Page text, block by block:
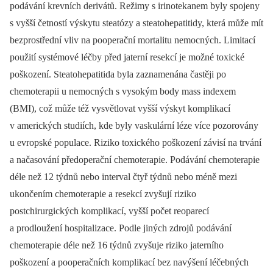
podávání krevních derivátů. Režimy s irinotekanem byly spojeny
s vyšší četností výskytu steatózy a steatohepatitidy, která může mít
bezprostřední vliv na pooperační mortalitu nemocných. Limitací
použití systémové léčby před jaterní resekcí je možné toxické
poškození. Steatohepatitida byla zaznamenána častěji po
chemoterapii u nemocných s vysokým body mass indexem
(BMI), což může též vysvětlovat vyšší výskyt komplikací
v amerických studiích, kde byly vaskulární léze více pozorovány
u evropské populace. Riziko toxického poškození závisí na trvání
a načasování předoperační chemoterapie. Podávání chemoterapie
déle než 12 týdnů nebo interval čtyř týdnů nebo méně mezi
ukončením chemoterapie a resekcí zvyšují riziko
postchirurgických komplikací, vyšší počet reoparecí
a prodloužení hospitalizace. Podle jiných zdrojů podávání
chemoterapie déle než 16 týdnů zvyšuje riziko jaterního
poškození a pooperačních komplikací bez navýšení léčebných